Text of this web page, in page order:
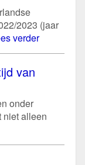
2023 (jaar
verder
van
onder
niet alleen